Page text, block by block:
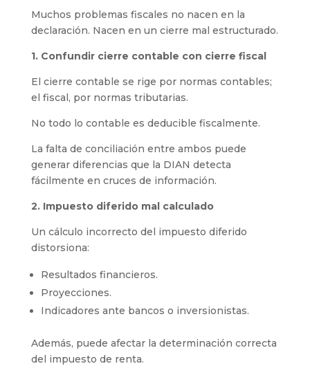
Muchos problemas fiscales no nacen en la
declaración. Nacen en un cierre mal estructurado.
1. Confundir cierre contable con cierre fiscal
El cierre contable se rige por normas contables;
el fiscal, por normas tributarias.
No todo lo contable es deducible fiscalmente.
La falta de conciliación entre ambos puede
generar diferencias que la DIAN detecta
fácilmente en cruces de información.
2. Impuesto diferido mal calculado
Un cálculo incorrecto del impuesto diferido
distorsiona:
Resultados financieros.
Proyecciones.
Indicadores ante bancos o inversionistas.
Además, puede afectar la determinación correcta
del impuesto de renta.